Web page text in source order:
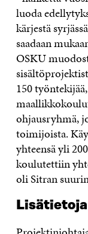
luoda
kärjestä
saadaan
OSKU
150
ohjausryhmä,
toimijoista.
yhteensä yli
koulutettiin
oli Sitran
Lisätietoja